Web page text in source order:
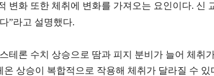
변화 또한 체취에 변화를 가져오는 요인이다. 신
”라고 설명했다.
테론 수치 상승으로 땀과 피지 분비가 늘어 체
온 상승이 복합적으로 작용해 체취가 달라질 수 있